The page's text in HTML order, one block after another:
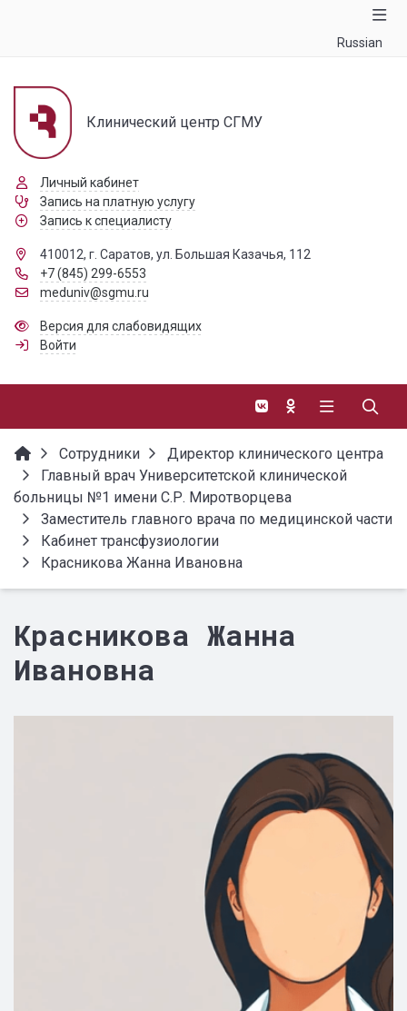
Russian
Клинический центр СГМУ
Личный кабинет
Запись на платную услугу
Запись к специалисту
410012, г. Саратов, ул. Большая Казачья, 112
+7 (845) 299-6553
meduniv@sgmu.ru
Версия для слабовидящих
Войти
Сотрудники
Директор клинического центра
Главный врач Университетской клинической
больницы №1 имени С.Р. Миротворцева
Заместитель главного врача по медицинской части
Кабинет трансфузиологии
Красникова Жанна Ивановна
Красникова Жанна
Ивановна